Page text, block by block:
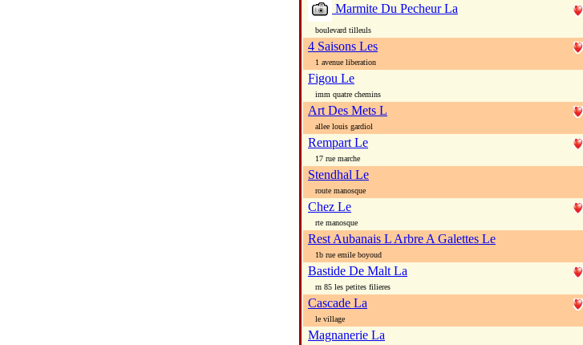
Marmite Du Pecheur La
boulevard tilleuls
4 Saisons Les
1 avenue liberation
Figou Le
imm quatre chemins
Art Des Mets L
allee louis gardiol
Rempart Le
17 rue marche
Stendhal Le
route manosque
Chez Le
rte manosque
Rest Aubanais L Arbre A Galettes Le
1b rue emile boyoud
Bastide De Malt La
rn 85 les petites filieres
Cascade La
le village
Magnanerie La